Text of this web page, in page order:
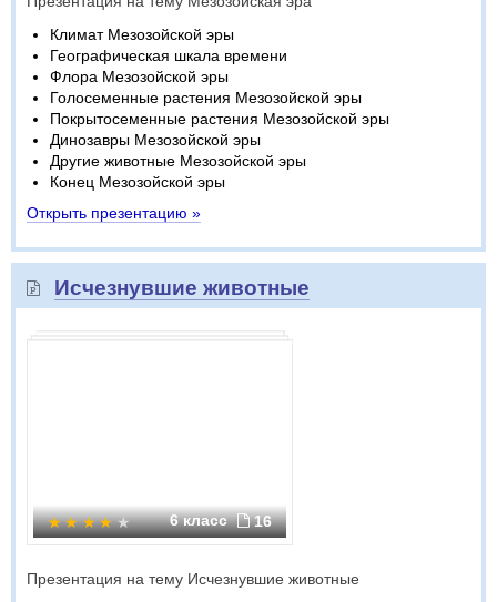
Климат Мезозойской эры
Географическая шкала времени
Флора Мезозойской эры
Голосеменные растения Мезозойской эры
Покрытосеменные растения Мезозойской эры
Динозавры Мезозойской эры
Другие животные Мезозойской эры
Конец Мезозойской эры
Открыть презентацию »
Исчезнувшие животные
6 класс 16
Презентация на тему Исчезнувшие животные